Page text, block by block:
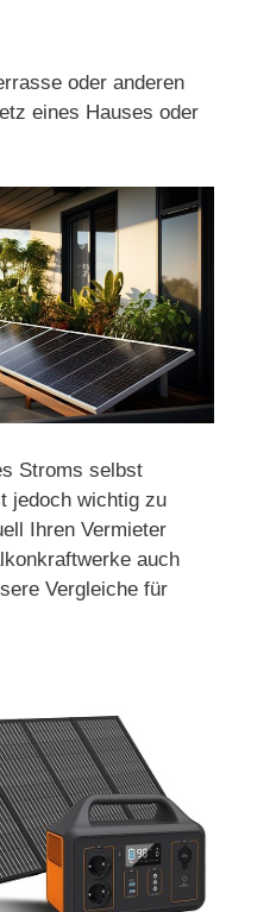
oder anderen
eines Hauses oder
Stroms selbst
jedoch wichtig zu
Ihren Vermieter
auch
Vergleiche für